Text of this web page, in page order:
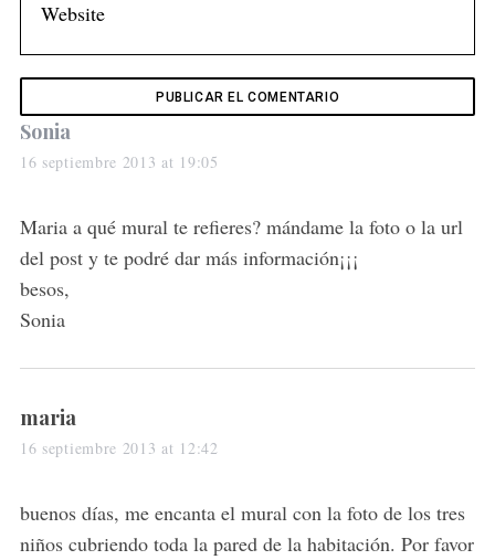
s
a
s
:
Sonia
16 septiembre 2013 at 19:05
Maria a qué mural te refieres? mándame la foto o la url
del post y te podré dar más información¡¡¡
besos,
Sonia
s
a
s
:
maria
16 septiembre 2013 at 12:42
buenos días, me encanta el mural con la foto de los tres
niños cubriendo toda la pared de la habitación. Por favor